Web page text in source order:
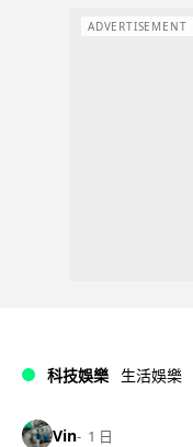
ADVERTISEMENT
科技娛樂 生活娛樂
Vin 1 日